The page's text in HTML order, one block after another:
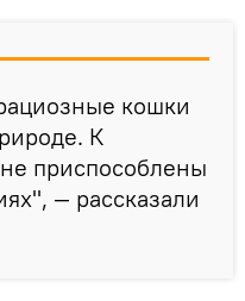
кошки
К
приспособлены
— рассказали